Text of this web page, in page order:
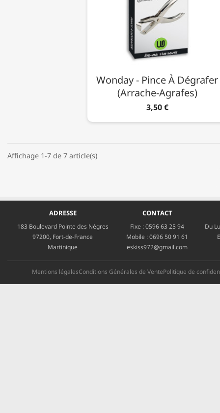
Wonday - Pince À Dégrafer
(Arrache-Agrafes)
3,50 €
Affichage 1-7 de 7 article(s)
ADRESSE
183 Boulevard Pointe des Nègres
97200, Fort-de-France
Martinique
CONTACT
Fixe :0596 63 25 94
Mobile :0696 50 91 61
eskiss972@gmail.com
Du
Mentions légalesConditions Générales de VentePolitique de